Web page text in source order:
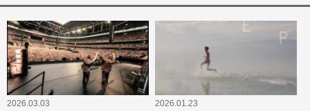
2026.03.03
2026.01.23